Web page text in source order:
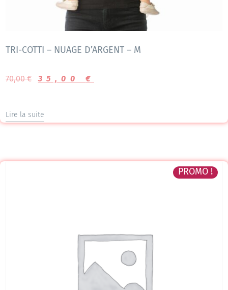
TRI-COTTI – NUAGE D’ARGENT – M
70,00€ 35,00 €
Lire la suite
PROMO !